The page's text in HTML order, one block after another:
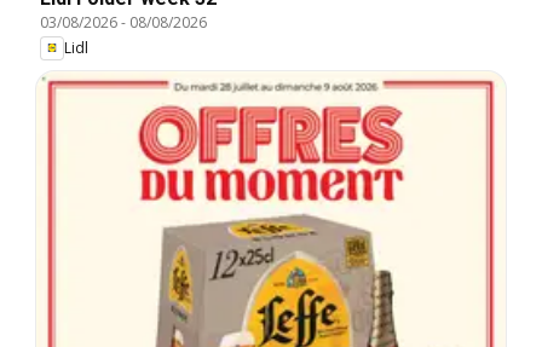
03/08/2026- 08/08/2026
Lidl